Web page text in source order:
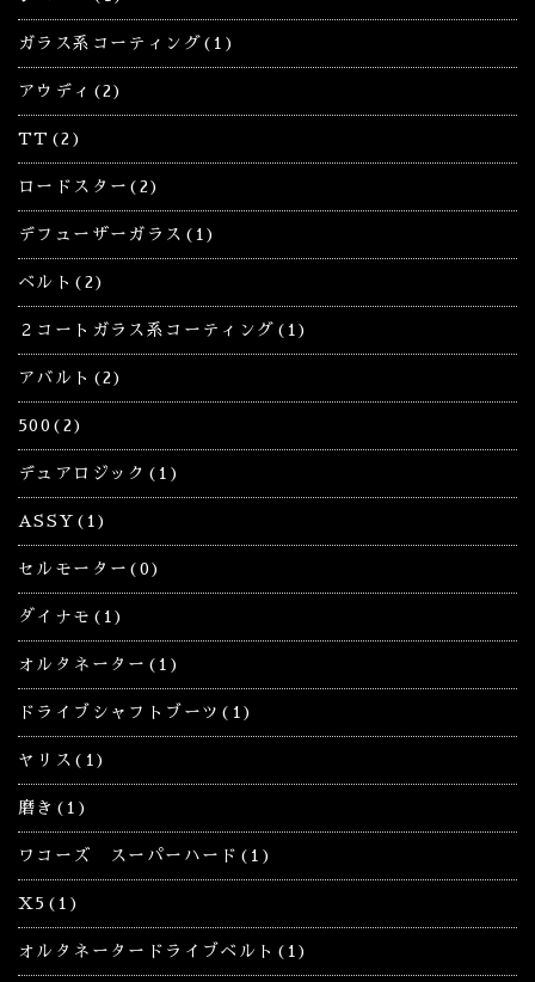
ガラス系コーティング(1)
アウディ(2)
TT(2)
ロードスター(2)
デフューザーガラス(1)
ベルト(2)
２コートガラス系コーティング(1)
アバルト(2)
500(2)
デュアロジック(1)
ASSY(1)
セルモーター(0)
ダイナモ(1)
オルタネーター(1)
ドライブシャフトブーツ(1)
ヤリス(1)
磨き(1)
ワコーズ スーパーハード(1)
X5(1)
オルタネータードライブベルト(1)